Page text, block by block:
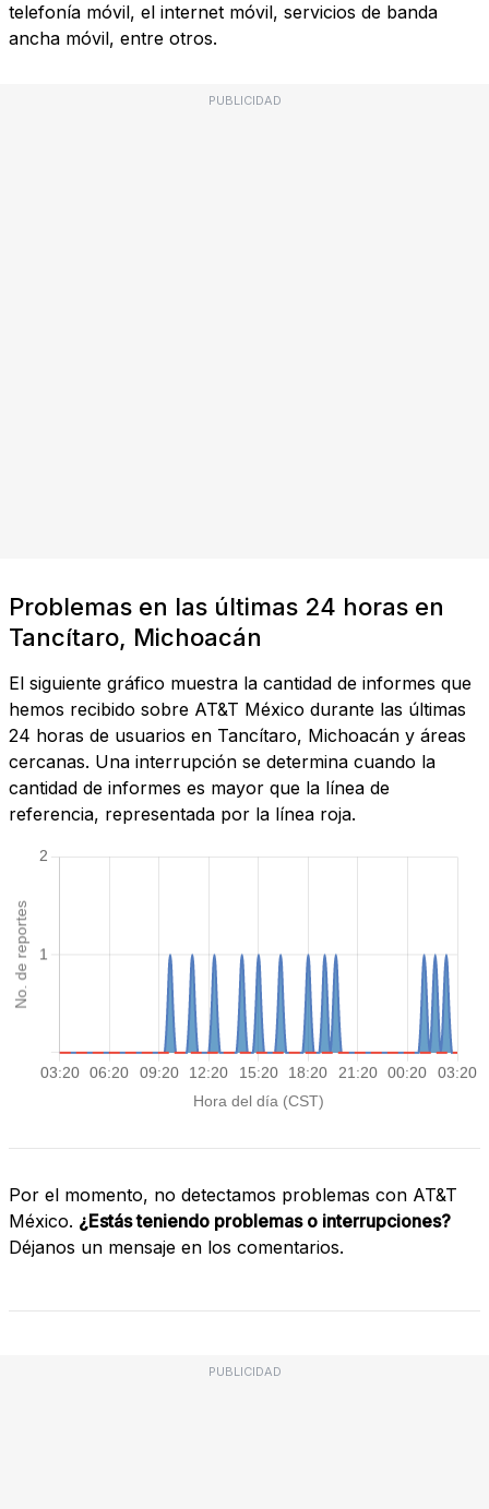
telefonía móvil, el internet móvil, servicios de banda
ancha móvil, entre otros.
PUBLICIDAD
Problemas en las últimas 24 horas en
Tancítaro, Michoacán
El siguiente gráfico muestra la cantidad de informes que
hemos recibido sobre AT&T México durante las últimas
24 horas de usuarios en Tancítaro, Michoacán y áreas
cercanas. Una interrupción se determina cuando la
cantidad de informes es mayor que la línea de
referencia, representada por la línea roja.
Por el momento, no detectamos problemas con AT&T
México. ¿Estás teniendo problemas o interrupciones?
Déjanos un mensaje en los comentarios.
PUBLICIDAD